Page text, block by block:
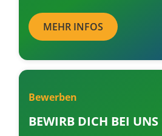
MEHR INFOS
Bewerben
BEWIRB DICH BEI UNS